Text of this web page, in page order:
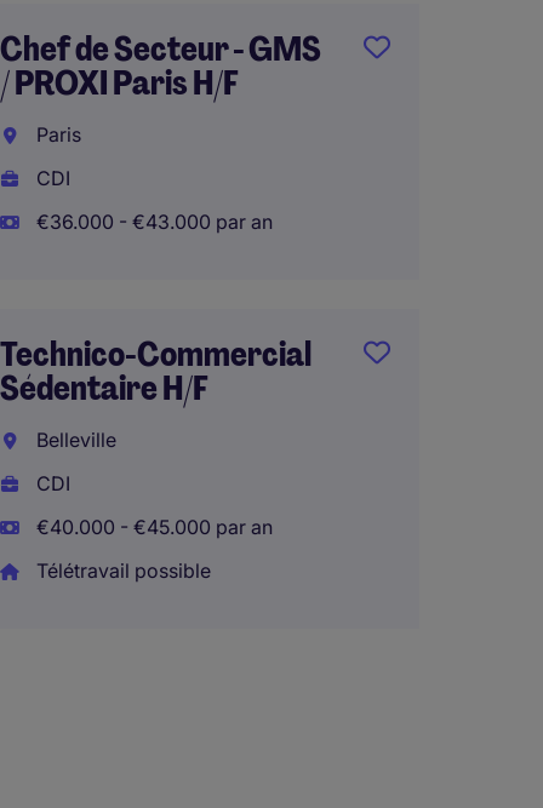
Chef de Secteur - GMS
/ PROXI Paris H/F
Paris
CDI
€36.000 - €43.000 par an
Technico-Commercial
Sédentaire H/F
Belleville
CDI
€40.000 - €45.000 par an
Télétravail possible